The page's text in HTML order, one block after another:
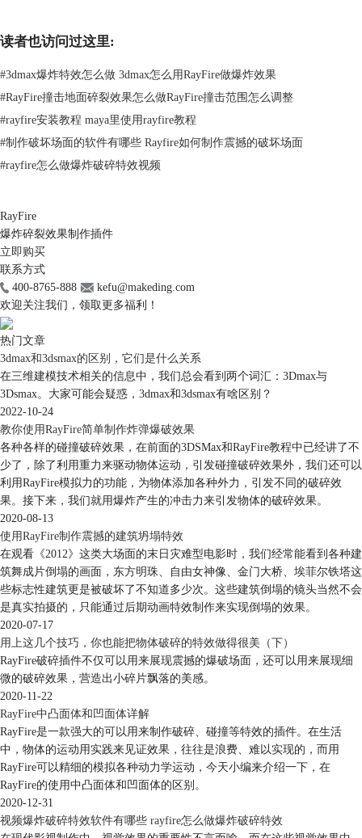
二、 清除多个图形的破碎效果
但如果是存在着多个图形的场景下，使用删除选项会显得有点繁琐。因为
删除选项仅能按照添加的顺序逐次清除，如果用户只是希望清除某个图形
的破碎效果，就要同时清除在这个图形之后添加的破碎效果才能达到预期
的清除效果。
图4：添加了破碎效果的多个图形
对于这种多图形的场景，如图5所示，用户可以选择使用RayFire的交互层
管理器进行目标图形的破碎效果清除。
读者也访问过这里:
#3dmax爆炸特效怎么做 3dmax怎么用RayFire做爆炸效果
#RayFire撞击地面碎裂效果怎么做RayFire撞击范围怎么调整
#rayfire安装教程 maya里使用rayfire教程
#制作破坏场面的软件有哪些 Rayfire如何制作震撼的破坏场面
#rayfire怎么做爆炸破碎特效视频
RayFire
爆炸碎裂效果制作插件
立即购买
联系方式
400-8765-888
kefu@makeding.com
欢迎关注我们，领取更多福利！
热门文章
3dmax和3dsmax的区别，它们是什么关系
在三维建模技术相关的信息中，我们总会看到两个词汇：3Dmax与
3Dsmax。大家可能会疑惑，3dmax和3dsmax有啥区别？
2022-10-24
教你使用RayFire简单制作炸弹爆破效果
各种各样的碰撞破碎效果，在前面的3DSMax和RayFire教程中已经讲了不
少了，除了利用重力来驱动物体运动，引发碰撞破碎效果外，我们还可以
利用RayFire模拟力的功能，为物体添加各种外力，引发不同的破碎效
果。接下来，我们就用爆炸产生的冲击力来引发物体的破碎效果。
2020-08-13
使用RayFire制作震撼的建筑坍塌特效
在观看《2012》这类大场面的末日灾难型电影时，我们经常能看到各种建
筑舞成片倒塌的画面，东方明珠、自由女神像、金门大桥、埃菲尔铁塔这
些标志性建筑更是被破坏了不知道多少次。这些建筑倒塌的镜头当然不会
是真实拍摄的，只能通过后期动画特效制作来实现倒塌的效果。
2020-07-17
用上这几个技巧，你也能把物体破碎的特效做得很美（下）
RayFire破碎插件不仅可以用来展现震撼的爆破场面，还可以用来展现细
微的破碎效果，营造出小碎片飘落的美感。
2020-11-22
RayFire中凸面体和凹面体详解
RayFire是一款强大的可以用来制作破碎、碰撞等特效的插件。在生活
中，物体的运动用实践来见证效果，往往是浪费、难以实现的，而用
RayFire可以精细的模拟各种动力学运动，今天小编来介绍一下，在
RayFire的使用中凸面体和凹面体的区别。
2020-12-31
视频爆炸破碎特效软件有哪些 rayfire怎么做爆炸破碎特效